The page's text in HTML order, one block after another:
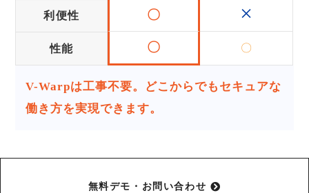
利便性 〇 ×
性能 〇 〇
V-Warpは工事不要。どこからでもセキュアな
働き方を実現できます。
無料デモ・お問い合わせ